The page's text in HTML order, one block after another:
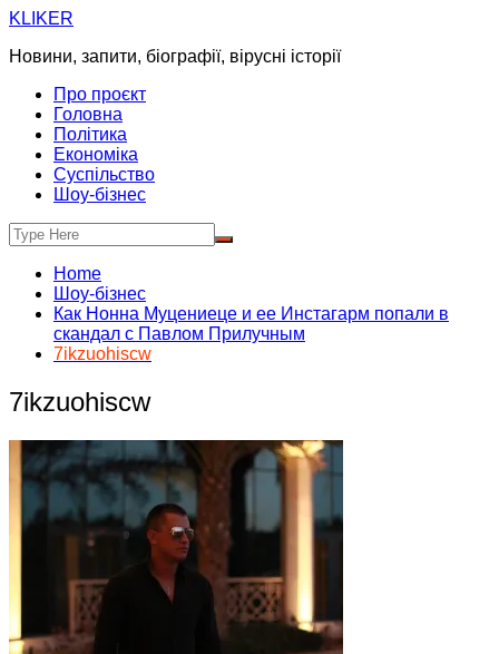
Skip
content
KLIKER
Новини, запити, біографії, вірусні історії
Про проєкт
Головна
Політика
Економіка
Суспільство
Шоу-бізнес
Home
Шоу-бізнес
Как Нонна Муцениеце и ее Инстагарм попали в
скандал с Павлом Прилучным
7ikzuohiscw
7ikzuohiscw